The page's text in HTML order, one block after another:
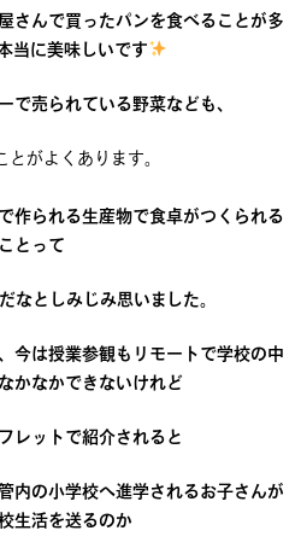
さんで買ったパンを食べることが多
当に美味しいです
で売られている野菜なども、
がよくあります。
作られる生産物で食卓がつくられる
ことって
なとしみじみ思いました。
今は授業参観もリモートで学校の中
かなかできないけれど
レットで紹介されると
内の小学校へ進学されるお子さんが
生活を送るのか